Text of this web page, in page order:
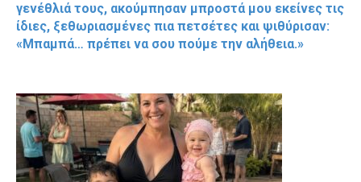
γενέθλιά τους, ακούμπησαν μπροστά μου εκείνες τις
ίδιες, ξεθωριασμένες πια πετσέτες και ψιθύρισαν:
«Μπαμπά… πρέπει να σου πούμε την αλήθεια.»